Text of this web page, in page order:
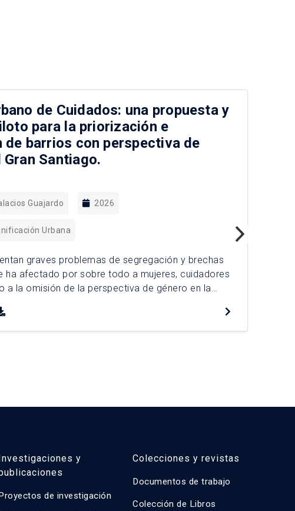
de Cuidados: una propuesta y
para la priorización e
de barrios con perspectiva de
Santiago.
Guajardo 2026
Urbana
graves problemas de segregación y brechas
ha afectado por sobre todo a mujeres, cuidadores
a la omisión de la perspectiva de género en la
Indicador Urbano de Cuidados, una herramienta que
[…]
y
de investigación
Colecciones y revistas
Documentos de trabajo
Colección de Libros